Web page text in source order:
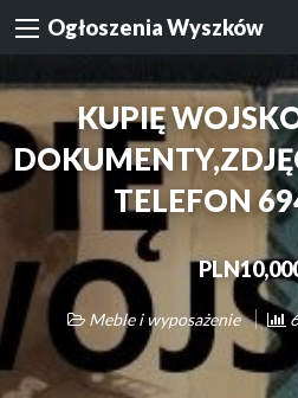
Ogłoszenia Wyszków
KUPIĘ
TELEFON
Meble i wyposażenie